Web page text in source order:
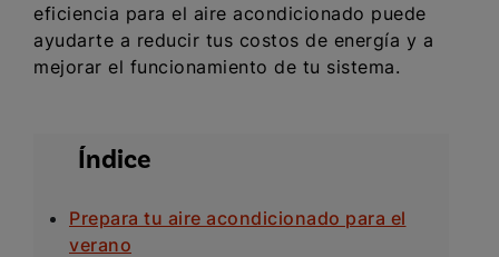
eficiencia para el aire acondicionado puede
ayudarte a reducir tus costos de energía y a
mejorar el funcionamiento de tu sistema.
Índice
Prepara tu aire acondicionado para el
verano